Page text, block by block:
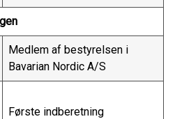
Medlem af bestyrelsen i
Bavarian Nordic A/S
Første indberetning